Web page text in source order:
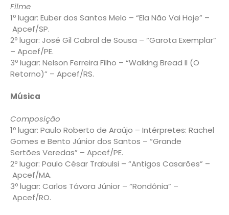
Filme
1º lugar: Euber dos Santos Melo – “Ela Não Vai Hoje” –
Apcef/SP.
2º lugar: José Gil Cabral de Sousa – “Garota Exemplar”
– Apcef/PE.
3º lugar: Nelson Ferreira Filho – “Walking Bread II (O
Retorno)” – Apcef/RS.
Música
Composição
1º lugar: Paulo Roberto de Araújo – Intérpretes: Rachel
Gomes e Bento Júnior dos Santos – “Grande
Sertões Veredas” – Apcef/PE.
2º lugar: Paulo César Trabulsi – “Antigos Casarões” –
Apcef/MA.
3º lugar: Carlos Távora Júnior – “Rondônia” –
Apcef/RO.